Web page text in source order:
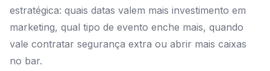
estratégica: quais datas valem mais investimento em
marketing, qual tipo de evento enche mais, quando
vale contratar segurança extra ou abrir mais caixas
no bar.